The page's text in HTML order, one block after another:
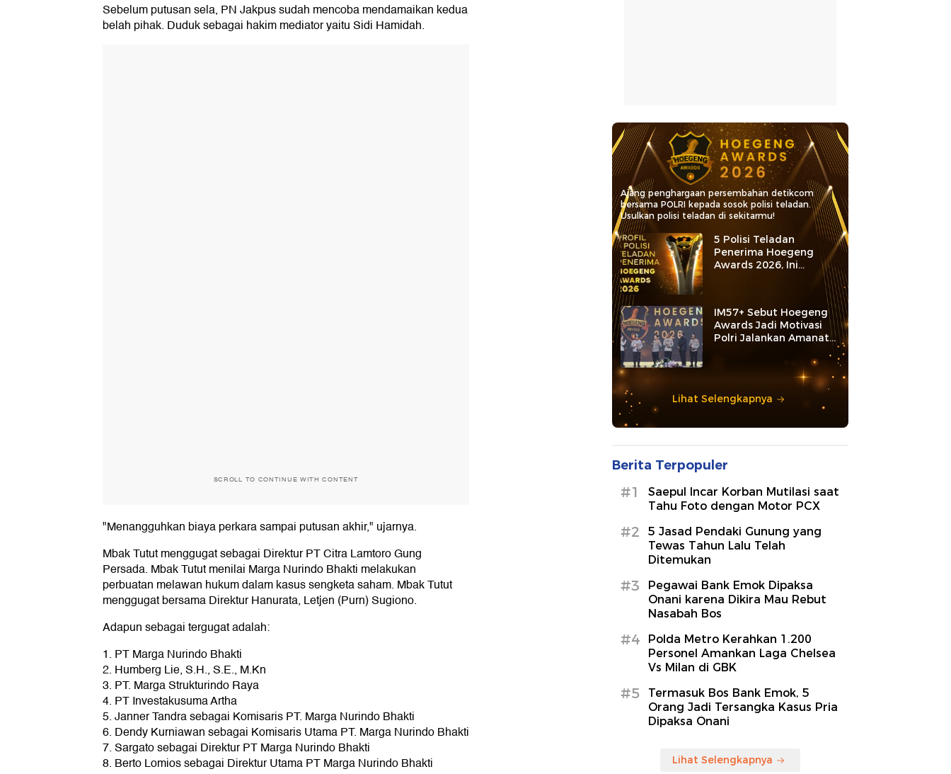
Sebelum putusan sela, PN Jakpus sudah mencoba mendamaikan kedua
belah pihak. Duduk sebagai hakim mediator yaitu Sidi Hamidah.
SCROLL TO CONTINUE WITH CONTENT
"Menangguhkan biaya perkara sampai putusan akhir," ujarnya.
Mbak Tutut menggugat sebagai Direktur PT Citra Lamtoro Gung
Persada. Mbak Tutut menilai Marga Nurindo Bhakti melakukan
perbuatan melawan hukum dalam kasus sengketa saham. Mbak Tutut
menggugat bersama Direktur Hanurata, Letjen (Purn) Sugiono.
Adapun sebagai tergugat adalah:
1. PT Marga Nurindo Bhakti
2. Humberg Lie, S.H., S.E., M.Kn
3. PT. Marga Strukturindo Raya
4. PT Investakusuma Artha
5. Janner Tandra sebagai Komisaris PT. Marga Nurindo Bhakti
6. Dendy Kurniawan sebagai Komisaris Utama PT. Marga Nurindo Bhakti
7. Sargato sebagai Direktur PT Marga Nurindo Bhakti
8. Berto Lomios sebagai Direktur Utama PT Marga Nurindo Bhakti
Ajang penghargaan persembahan detikcom
bersama POLRI kepada sosok polisi teladan.
Usulkan polisi teladan di sekitarmu!
5 Polisi Teladan
Penerima Hoegeng
Awards 2026, Ini
Kategori dan Kiprahnya
IM57+ Sebut Hoegeng
Awards Jadi Motivasi
Polri Jalankan Amanat
Lihat Selengkapnya
Berita Terpopuler
#1
Saepul Incar Korban Mutilasi saat
Tahu Foto dengan Motor PCX
#2
5 Jasad Pendaki Gunung yang
Tewas Tahun Lalu Telah
Ditemukan
#3
Pegawai Bank Emok Dipaksa
Onani karena Dikira Mau Rebut
Nasabah Bos
#4
Polda Metro Kerahkan 1.200
Personel Amankan Laga Chelsea
Vs Milan di GBK
#5
Termasuk Bos Bank Emok, 5
Orang Jadi Tersangka Kasus Pria
Dipaksa Onani
Lihat Selengkapnya